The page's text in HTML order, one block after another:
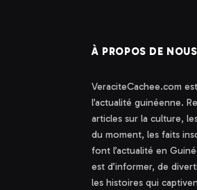
À PROPOS DE NOUS
VeraciteCachee.com
l’actualité guinéenne.
articles sur la culture,
du moment, les faits
font l’actualité en
est d’informer, de
les histoires qui